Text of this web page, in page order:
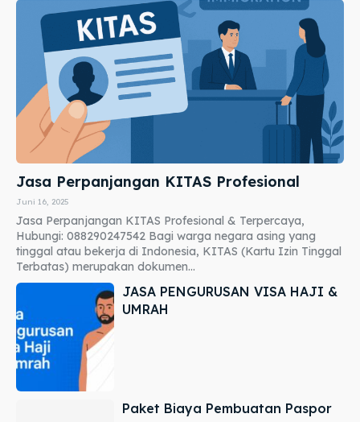
Jasa Perpanjangan KITAS Profesional
Juni 16, 2025
Jasa Perpanjangan KITAS Profesional & Terpercaya,
Hubungi: 088290247542 Bagi warga negara asing yang
tinggal atau bekerja di Indonesia, KITAS (Kartu Izin Tinggal
Terbatas) merupakan dokumen...
JASA PENGURUSAN VISA HAJI &
UMRAH
Paket Biaya Pembuatan Paspor